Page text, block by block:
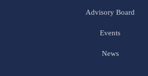
Advisory Board
Events
News